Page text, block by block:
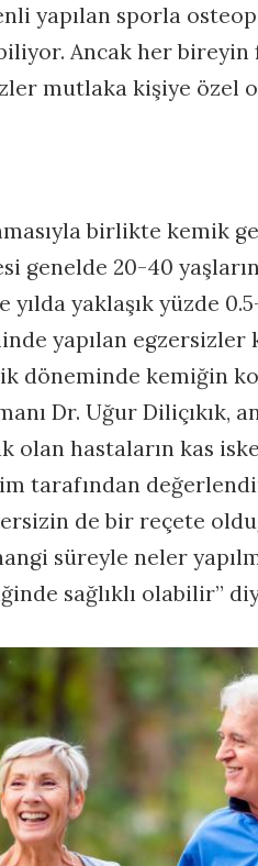
yapılan sporla
Ancak her
mutlaka kişiye özel
birlikte kemik
genelde 20-40
yaklaşık yüzde
yapılan
döneminde kemiğin
Dr. Uğur Diliçıkık,
olan hastaların kas
tarafından
de bir reçete
süreyle neler
sağlıklı olabilir”